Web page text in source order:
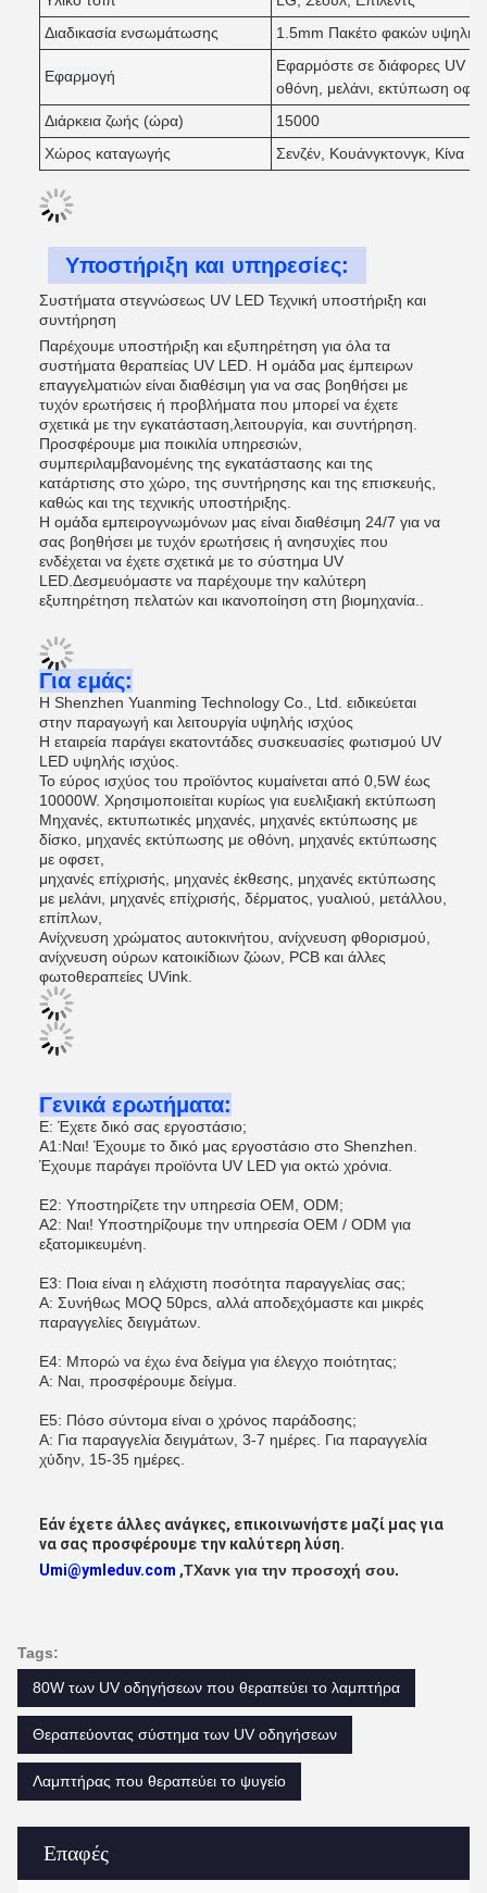
Επαφές
Διαδικασία ενσωμάτωσης
1.5mm Πακέτο φακών υψηλής
Εφαρμογή
Εφαρμόστε σε διάφορες UV
οθόνη, μελάνι, εκτύπωση
Διάρκεια ζωής (ώρα)
15000
Χώρος καταγωγής
Σενζέν, Κουάνγκτονγκ, Κίνα
Υποστήριξη και υπηρεσίες:
Συστήματα στεγνώσεως UV LED Τεχνική υποστήριξη και
συντήρηση
Παρέχουμε υποστήριξη και εξυπηρέτηση για όλα τα
συστήματα θεραπείας UV LED. Η ομάδα μας έμπειρων
επαγγελματιών είναι διαθέσιμη για να σας βοηθήσει με
τυχόν ερωτήσεις ή προβλήματα που μπορεί να έχετε
σχετικά με την εγκατάσταση,λειτουργία, και συντήρηση.
Προσφέρουμε μια ποικιλία υπηρεσιών,
συμπεριλαμβανομένης της εγκατάστασης και της
κατάρτισης στο χώρο, της συντήρησης και της επισκευής,
καθώς και της τεχνικής υποστήριξης.
Η ομάδα εμπειρογνωμόνων μας είναι διαθέσιμη 24/7 για να
σας βοηθήσει με τυχόν ερωτήσεις ή ανησυχίες που
ενδέχεται να έχετε σχετικά με το σύστημα UV
LED.Δεσμευόμαστε να παρέχουμε την καλύτερη
εξυπηρέτηση πελατών και ικανοποίηση στη βιομηχανία..
Για εμάς:
Η Shenzhen Yuanming Technology Co., Ltd. ειδικεύεται
στην παραγωγή και λειτουργία υψηλής ισχύος
Η εταιρεία παράγει εκατοντάδες συσκευασίες φωτισμού UV
LED υψηλής ισχύος.
Το εύρος ισχύος του προϊόντος κυμαίνεται από 0,5W έως
10000W. Χρησιμοποιείται κυρίως για ευελιξιακή εκτύπωση
Μηχανές, εκτυπωτικές μηχανές, μηχανές εκτύπωσης με
δίσκο, μηχανές εκτύπωσης με οθόνη, μηχανές εκτύπωσης
με οφσετ,
μηχανές επίχρισής, μηχανές έκθεσης, μηχανές εκτύπωσης
με μελάνι, μηχανές επίχρισής, δέρματος, γυαλιού, μετάλλου,
επίπλων,
Ανίχνευση χρώματος αυτοκινήτου, ανίχνευση φθορισμού,
ανίχνευση ούρων κατοικίδιων ζώων, PCB και άλλες
φωτοθεραπείες UVink.
Γενικά ερωτήματα:
Ε: Έχετε δικό σας εργοστάσιο;
Α1:Ναι! Έχουμε το δικό μας εργοστάσιο στο Shenzhen.
Έχουμε παράγει προϊόντα UV LED για οκτώ χρόνια.
Ε2: Υποστηρίζετε την υπηρεσία OEM, ODM;
Α2: Ναι! Υποστηρίζουμε την υπηρεσία OEM / ODM για
εξατομικευμένη.
Ε3: Ποια είναι η ελάχιστη ποσότητα παραγγελίας σας;
A: Συνήθως MOQ 50pcs, αλλά αποδεχόμαστε και μικρές
παραγγελίες δειγμάτων.
Ε4: Μπορώ να έχω ένα δείγμα για έλεγχο ποιότητας;
Α: Ναι, προσφέρουμε δείγμα.
Ε5: Πόσο σύντομα είναι ο χρόνος παράδοσης;
Α: Για παραγγελία δειγμάτων, 3-7 ημέρες. Για παραγγελία
χύδην, 15-35 ημέρες.
Εάν έχετε άλλες ανάγκες, επικοινωνήστε μαζί μας για
να σας προσφέρουμε την καλύτερη λύση.
Umi@ymleduv.com ,ΤΧανκ για την προσοχή σου.
Tags:
80W των UV οδηγήσεων που θεραπεύει το λαμπτήρα
Θεραπεύοντας σύστημα των UV οδηγήσεων
Λαμπτήρας που θεραπεύει το ψυγείο